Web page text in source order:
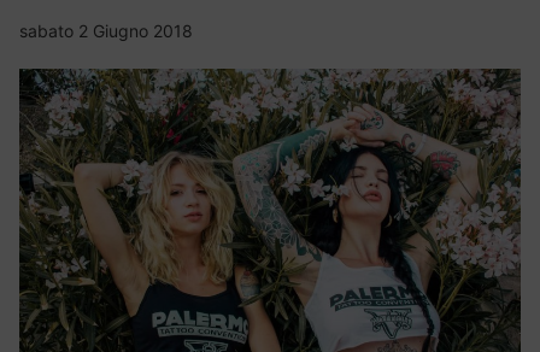
sabato 2 Giugno 2018